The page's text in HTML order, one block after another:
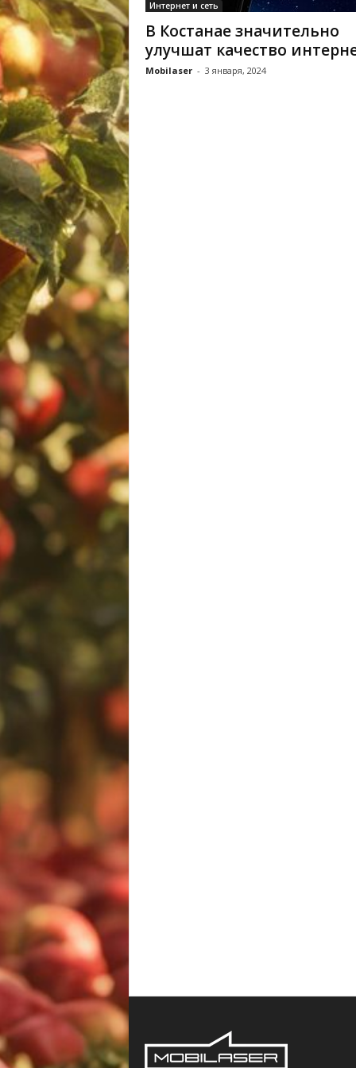
Интернет и сеть
В Костанае значительно
улучшат качество
Mobilaser - 3 января, 2024